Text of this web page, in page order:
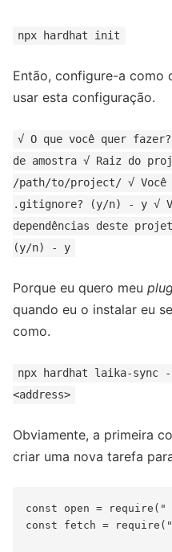
npx hardhat init
Então, configure-a como
usar esta configuração.
√ O que você quer
de amostra √ Raiz do
/path/to/project/ √ Você
.gitignore? (y/n) - y √
dependências deste
(y/n) - y
Porque eu quero meu
quando eu o instalar eu
como.
npx hardhat laika-sync
<address>
Obviamente, a primeira
criar uma nova tarefa
const open = require("
const fetch =